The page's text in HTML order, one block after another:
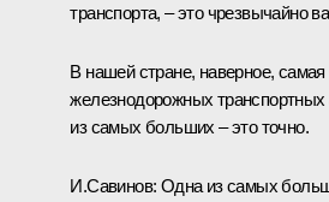
транспорта, – это чрезвычайно
В нашей стране, наверное,
железнодорожных транспортных
из самых больших – это точно.
И.Савинов: Одна из самых